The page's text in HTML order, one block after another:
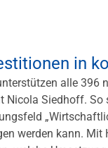
in
alle 396
Nicola Siedhoff. So
werden kann. Mit